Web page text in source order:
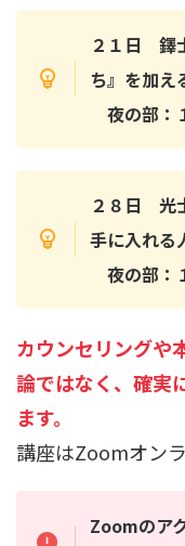
２１日 鐸
ち』を加え
夜の部：
２８日 光
手に入れる
夜の部：
カウンセリングや
論ではなく、確実
ます。
講座はZoomオン
Zoomのア